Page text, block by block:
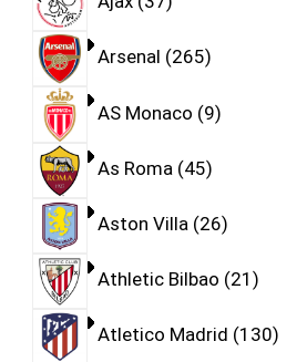
Arsenal 265
AS Monaco 9
As Roma 45
Aston Villa 26
Athletic Bilbao 21
Atletico Madrid 130